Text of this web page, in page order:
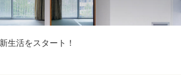
生活をスタート！